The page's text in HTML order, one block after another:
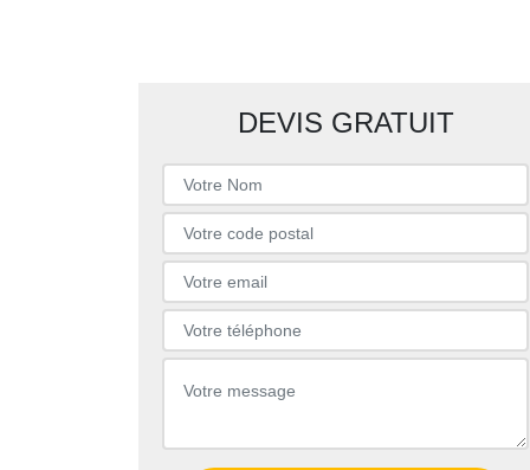
DEVIS GRATUIT